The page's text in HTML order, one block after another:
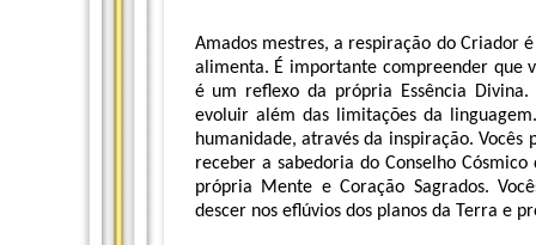
Amados mestres, a respiração do Criador
alimenta. É importante compreender que
é um reflexo da própria Essência
evoluir além das limitações da
humanidade, através da inspiração.
receber a sabedoria do Conselho
própria Mente e Coração Sagrados.
descer nos eflúvios dos planos da Terra e